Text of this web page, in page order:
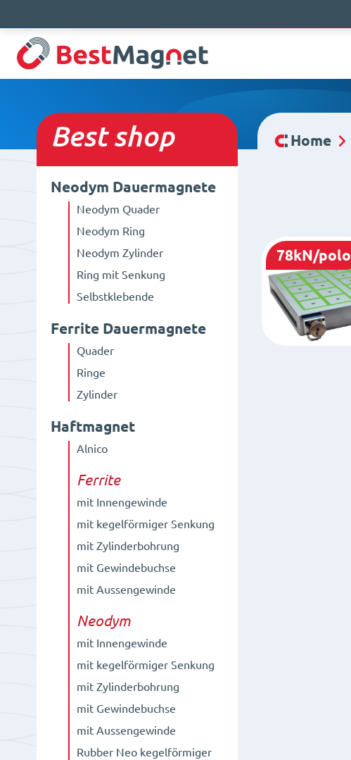
Bestshop
Neodym Dauermagnete
Neodym Quader
Neodym Ring
Neodym Zylinder
Ring mit Senkung
Selbstklebende
Ferrite Dauermagnete
Quader
Ringe
Zylinder
Haftmagnet
Alnico
Ferrite
mit Innengewinde
mit kegelförmiger Senkung
mit Zylinderbohrung
mit Gewindebuchse
mit Aussengewinde
Neodym
mit Innengewinde
mit kegelförmiger Senkung
mit Zylinderbohrung
mit Gewindebuchse
mit Aussengewinde
Rubber Neo kegelförmiger
Home
78kN/polo